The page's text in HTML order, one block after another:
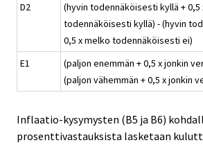
D2
(hyvin todennäköisesti kyllä + 0,5
todennäköisesti kyllä) - (hyvin
0,5 x melko todennäköisesti ei)
E1
(paljon enemmän + 0,5 x jonkin
(paljon vähemmän + 0,5 x jonkin
Inflaatio-kysymysten (B5 ja B6)
prosenttivastauksista lasketaan